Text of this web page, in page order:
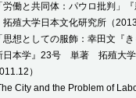
労働と共同体：パウロ批判」
殖大学日本文化研究所（
思想としての服飾：幸田文『き
日本学』23号 単著 拓殖大
）
City and the Problem of